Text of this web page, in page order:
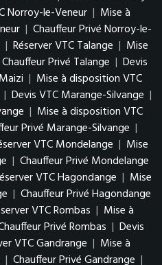
Norroy-le-Veneur | Mise à
| Chauffeur Privé Norroy-le-
| Réserver VTC Talange | Mise
Chauffeur Privé Talange | Devis
| Mise à disposition VTC
| Devis VTC Marange-Silvange |
| Mise à disposition VTC
Privé Marange-Silvange |
VTC Mondelange | Mise
| Chauffeur Privé Mondelange
VTC Hagondange | Mise
| Chauffeur Privé Hagondange
VTC Rombas | Mise à
Privé Rombas | Devis
VTC Gandrange | Mise à
| Chauffeur Privé Gandrange |